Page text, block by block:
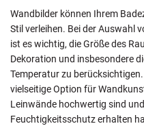
Wandbilder können Ihrem
Stil verleihen. Bei der Auswahl
ist es wichtig, die Größe des
Dekoration und insbesondere
Temperatur zu
vielseitige Option für
Leinwände hochwertig sind
Feuchtigkeitsschutz erhalten